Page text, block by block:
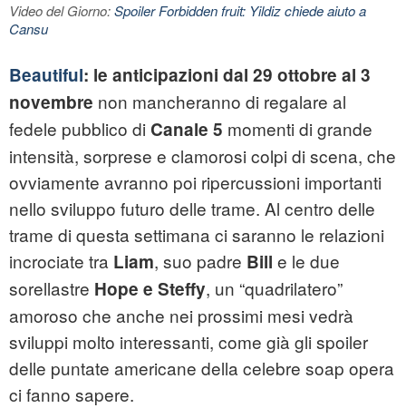
Video del Giorno:Spoiler Forbidden fruit: Yildiz chiede aiuto a
Cansu
Beautiful: le anticipazioni dal 29 ottobre al 3
novembre non mancheranno di regalare al
fedele pubblico di Canale 5 momenti di grande
intensità, sorprese e clamorosi colpi di scena, che
ovviamente avranno poi ripercussioni importanti
nello sviluppo futuro delle trame. Al centro delle
trame di questa settimana ci saranno le relazioni
incrociate tra Liam, suo padre Bill e le due
sorellastre Hope e Steffy, un “quadrilatero”
amoroso che anche nei prossimi mesi vedrà
sviluppi molto interessanti, come già gli spoiler
delle puntate americane della celebre soap opera
ci fanno sapere.